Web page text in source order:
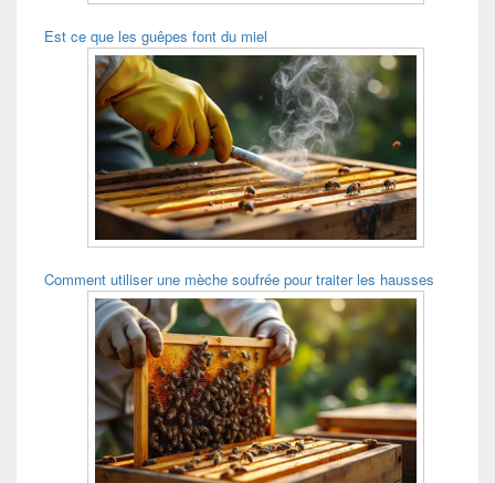
Est ce que les guêpes font du miel
Comment utiliser une mèche soufrée pour traiter les hausses